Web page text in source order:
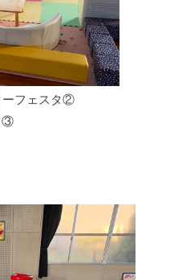
ーフェスタ②
③